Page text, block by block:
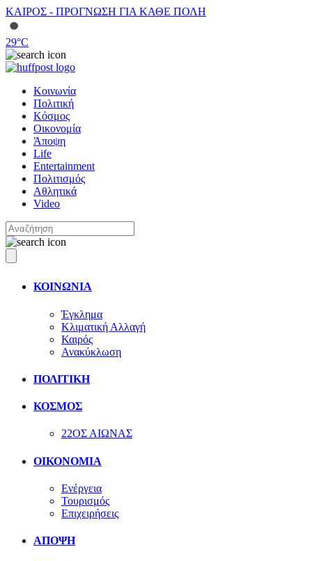
ΚΑΙΡΟΣ - ΠΡΟΓΝΩΣΗ ΓΙΑ ΚΑΘΕ ΠΟΛΗ
29°C
Κοινωνία
Πολιτική
Κόσμος
Οικονομία
Άποψη
Life
Entertainment
Πολιτισμός
Αθλητικά
Video
ΚΟΙΝΩΝΙΑ
Έγκλημα
Κλιματική Αλλαγή
Καιρός
Ανακύκλωση
ΠΟΛΙΤΙΚΗ
ΚΟΣΜΟΣ
22ΟΣ ΑΙΩΝΑΣ
ΟΙΚΟΝΟΜΙΑ
Ενέργεια
Τουρισμός
Επιχειρήσεις
ΑΠΟΨΗ